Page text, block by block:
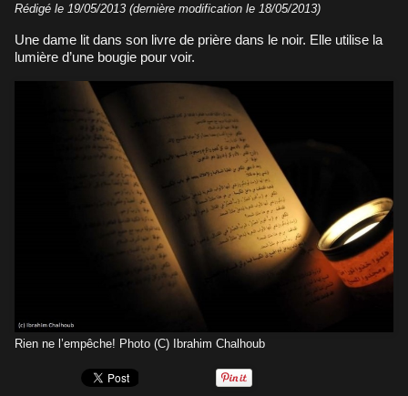
Rédigé le 19/05/2013 (dernière modification le 18/05/2013)
Une dame lit dans son livre de prière dans le noir. Elle utilise la
lumière d’une bougie pour voir.
Rien ne l’empêche! Photo (C) Ibrahim Chalhoub